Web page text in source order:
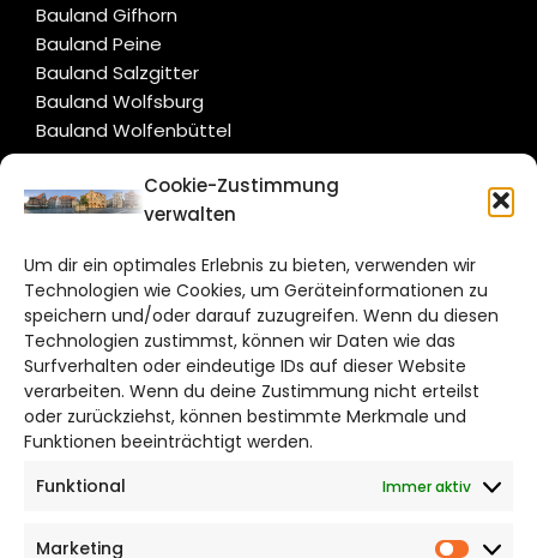
Cookie-Zustimmung
verwalten
Um dir ein optimales Erlebnis zu bieten, verwenden wir
Technologien wie Cookies, um Geräteinformationen zu
speichern und/oder darauf zuzugreifen. Wenn du diesen
Technologien zustimmst, können wir Daten wie das
Surfverhalten oder eindeutige IDs auf dieser Website
verarbeiten. Wenn du deine Zustimmung nicht erteilst
oder zurückziehst, können bestimmte Merkmale und
Funktionen beeinträchtigt werden.
Funktional
Immer aktiv
Marketing
Bauland Gifhorn
Bauland Peine
Bauland Salzgitter
Bauland Wolfsburg
Bauland Wolfenbüttel
CITYLIFE!
hildesheim@citylifemedien.de
Bruchtorwall 12
38100 Braunschweig
Telefon: 0531 387220 – 65
DAS STADTMAGAZIN FÜR HILDESHEIM
Impressum